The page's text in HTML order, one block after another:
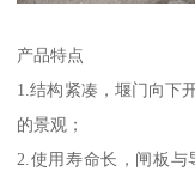
产品特点
1.结构紧凑，堰门向下
的景观；
2.使用寿命长，闸板与